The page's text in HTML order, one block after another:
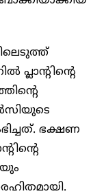
പ്ലാന്റിന്റെ
ഭക്ഷണ